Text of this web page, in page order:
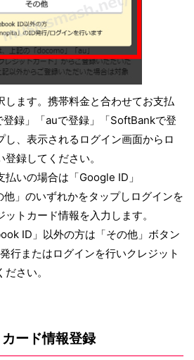
します。携帯料金と合わせてお支払
録」「auで登録」「SoftBankで登
し、表示されるログイン画面からロ
録してください。
いの場合は「Google ID」
他」のいずれかをタップしログインを
トカード情報を入力します。
ID」以外の方は「その他」ボタン
行またはログインを行いクレジット
さい。
ード情報登録